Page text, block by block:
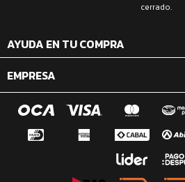
cerrado.
AYUDA EN TU COMPRA
EMPRESA